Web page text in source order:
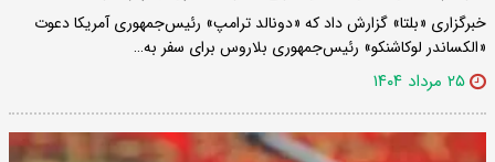
خبرگزاری «بلتا» گزارش داد که «دونالد ترامپ» رئیس‌جمهوری آمریکا دعوت
«الکساندر لوکاشنکو» رئیس‌جمهوری بلاروس برای سفر به…
۲۵ مرداد ۱۴۰۴